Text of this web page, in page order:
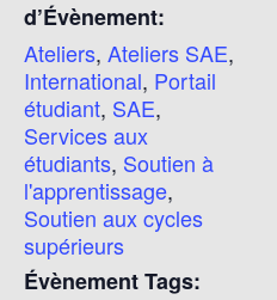
d’Évènement:
Ateliers, Ateliers SAE,
International, Portail
étudiant, SAE,
Services aux
étudiants, Soutien à
l'apprentissage,
Soutien aux cycles
supérieurs
Évènement Tags: